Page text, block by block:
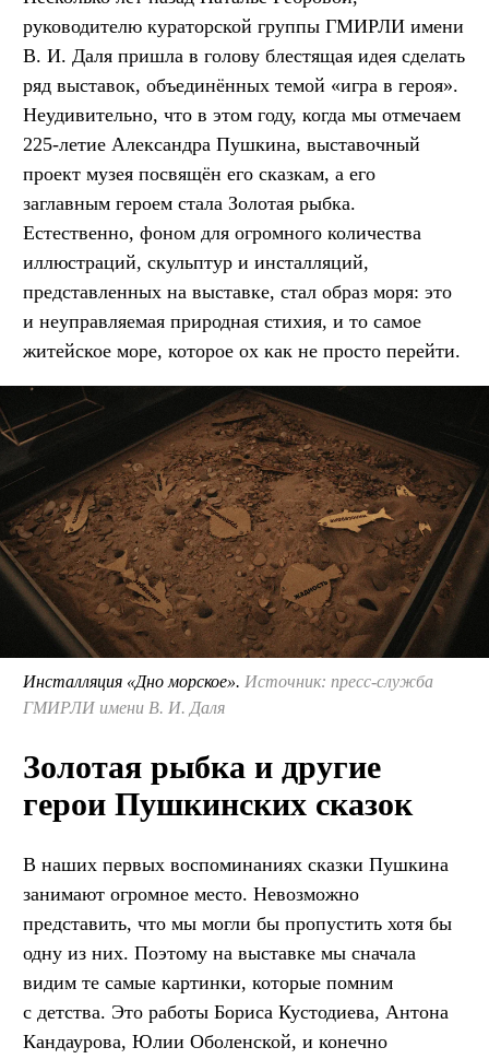
руководителю кураторской группы ГМИРЛИ имени
В. И. Даля пришла в голову блестящая идея сделать
ряд выставок, объединённых темой «игра в героя».
Неудивительно, что в этом году, когда мы отмечаем
225-летие Александра Пушкина, выставочный
проект музея посвящён его сказкам, а его
заглавным героем стала Золотая рыбка.
Естественно, фоном для огромного количества
иллюстраций, скульптур и инсталляций,
представленных на выставке, стал образ моря: это
и неуправляемая природная стихия, и то самое
житейское море, которое ох как не просто перейти.
Инсталляция «Дно морское». Источник: пресс-служба
ГМИРЛИ имени В. И. Даля
Золотая рыбка и другие
герои Пушкинских сказок
В наших первых воспоминаниях сказки Пушкина
занимают огромное место. Невозможно
представить, что мы могли бы пропустить хотя бы
одну из них. Поэтому на выставке мы сначала
видим те самые картинки, которые помним
с детства. Это работы Бориса Кустодиева, Антона
Кандаурова, Юлии Оболенской, и конечно